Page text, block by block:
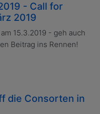
- Call for
2019
15.3.2019 - geh auch
Beitrag ins Rennen!
die Consorten in